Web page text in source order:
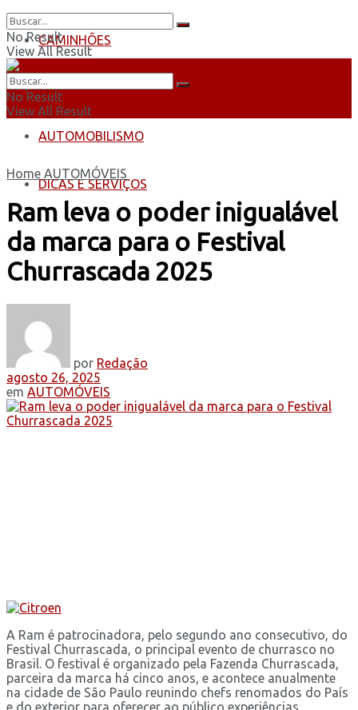
CAMINHÕES
ÔNIBUS
AUTOMOBILISMO
DICAS E SERVIÇOS
No Result
View All Result
No Result
View All Result
Home AUTOMÓVEIS
Ram leva o poder inigualável
da marca para o Festival
Churrascada 2025
por Redação
agosto 26, 2025
em AUTOMÓVEIS
A Ram é patrocinadora, pelo segundo ano consecutivo, do
Festival Churrascada, o principal evento de churrasco no
Brasil. O festival é organizado pela Fazenda Churrascada,
parceira da marca há cinco anos, e acontece anualmente
na cidade de São Paulo reunindo chefs renomados do País
e do exterior para oferecer ao público experiências